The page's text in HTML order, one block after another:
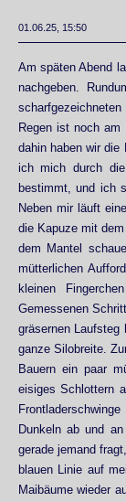
01.06.25, 15:50
Am späten Abend
nachgeben.
Regen ist noch
dahin haben wir
ich mich durch
bestimmt, und ich
Neben mir läuft
die Kapuze mit
dem Mantel
mütterlichen
kleinen
Gemessenen
gräsernen
ganze Silobreite.
Bauern ein paar
eisiges Schlottern
Dunkeln ab und
gerade jemand
blauen Linie auf
Maibäume wieder